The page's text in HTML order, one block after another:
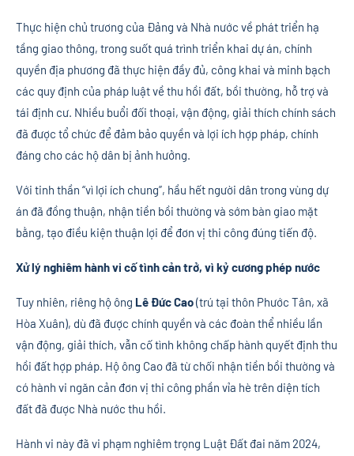
Thực hiện chủ trương của Đảng và Nhà nước về phát triển hạ
tầng giao thông, trong suốt quá trình triển khai dự án, chính
quyền địa phương đã thực hiện đầy đủ, công khai và minh bạch
các quy định của pháp luật về thu hồi đất, bồi thường, hỗ trợ và
tái định cư. Nhiều buổi đối thoại, vận động, giải thích chính sách
đã được tổ chức để đảm bảo quyền và lợi ích hợp pháp, chính
đáng cho các hộ dân bị ảnh hưởng.
Với tinh thần “vì lợi ích chung”, hầu hết người dân trong vùng dự
án đã đồng thuận, nhận tiền bồi thường và sớm bàn giao mặt
bằng, tạo điều kiện thuận lợi để đơn vị thi công đúng tiến độ.
Xử lý nghiêm hành vi cố tình cản trở, vì kỷ cương phép nước
Tuy nhiên, riêng hộ ông Lê Đức Cao(trú tại thôn Phước Tân, xã
Hòa Xuân), dù đã được chính quyền và các đoàn thể nhiều lần
vận động, giải thích, vẫn cố tình không chấp hành quyết định thu
hồi đất hợp pháp. Hộ ông Cao đã từ chối nhận tiền bồi thường và
có hành vi ngăn cản đơn vị thi công phần vỉa hè trên diện tích
đất đã được Nhà nước thu hồi.
Hành vi này đã vi phạm nghiêm trọng Luật Đất đai năm 2024,